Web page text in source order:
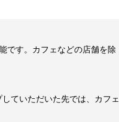
です。カフェなどの店舗を除
ていただいた先では、カフェ